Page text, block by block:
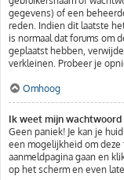
gegevens) of een
reden. Indien dit laatste
is normaal dat forums om
geplaatst hebben,
verkleinen. Probeer je
Omhoog
Ik weet mijn wachtwoord
Geen paniek! Je kan je
een mogelijkheid om
aanmeldpagina gaan en
op het scherm en even